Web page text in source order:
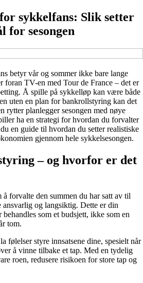
sykkelfans: Slik setter
for sesongen
betyr vår og sommer ikke bare lange
foran TV-en med Tour de France – det er
Å spille på sykkelløp kan være både
uten en plan for bankrollstyring kan det
rytter planlegger sesongen med nøye
ha en strategi for hvordan du forvalter
en guide til hvordan du setter realistiske
gjennom hele sykkelsesongen.
– og hvorfor er det
forvalte den summen du har satt av til
og langsiktig. Dette er din
som et budsjett, ikke som en
tom.
følelser styre innsatsene dine, spesielt når
å vinne tilbake et tap. Med en tydelig
roen, redusere risikoen for store tap og